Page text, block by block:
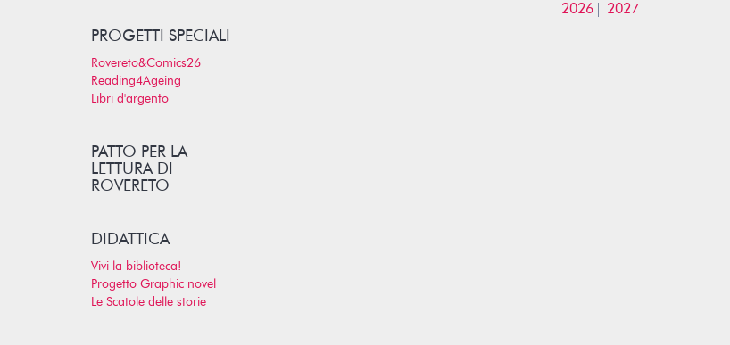
2026
2027
PROGETTI SPECIALI
Rovereto&Comics26
Reading4Ageing
Libri d'argento
PATTO PER LA
LETTURA DI
ROVERETO
DIDATTICA
Vivi la biblioteca!
Progetto Graphic novel
Le Scatole delle storie